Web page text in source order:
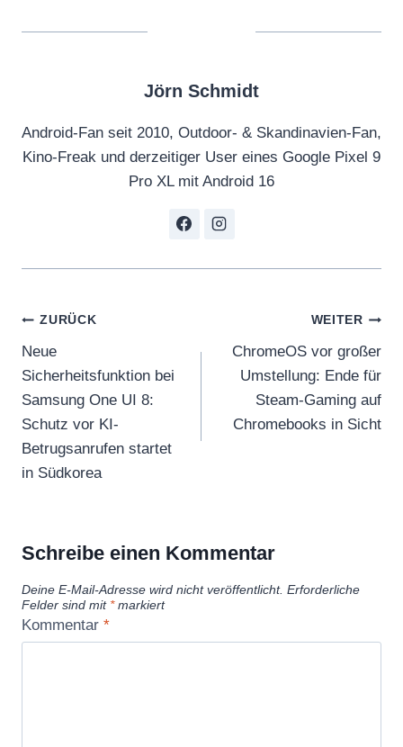
Jörn Schmidt
Android-Fan seit 2010, Outdoor- & Skandinavien-Fan,
Kino-Freak und derzeitiger User eines Google Pixel 9
Pro XL mit Android 16
Beitragsnavigation
ZURÜCK
Neue
Sicherheitsfunktion bei
Samsung One UI 8:
Schutz vor KI-
Betrugsanrufen startet
in Südkorea
WEITER
ChromeOS vor großer
Umstellung: Ende für
Steam-Gaming auf
Chromebooks in Sicht
Schreibe einen Kommentar
Deine E-Mail-Adresse wird nicht veröffentlicht. Erforderliche
Felder sind mit *markiert
Kommentar *